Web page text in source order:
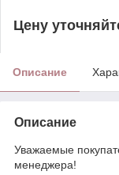
Цену
Описание
Описание
Уважаемые
менеджера!